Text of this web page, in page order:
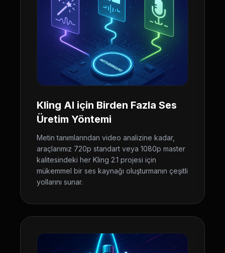
Kling AI için Birden Fazla Ses
Üretim Yöntemi
Metin tanımlarından video analizine kadar,
araçlarımız 720p standart veya 1080p master
kalitesindeki her Kling 2.1 projesi için
mükemmel bir ses kaynağı oluşturmanın çeşitli
yollarını sunar.